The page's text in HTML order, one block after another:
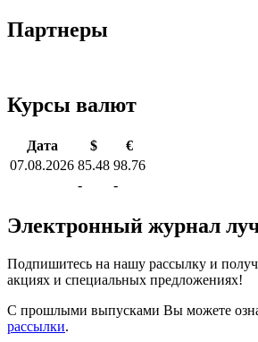
Партнеры
Курсы валют
Дата $
€
07.08.2026 85.48 98.76
-
-
Электронный журнал
Подпишитесь на нашу рассылку и
акциях и специальных предложениях!
С прошлыми выпусками Вы можете
рассылки.